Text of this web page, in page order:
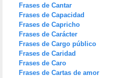
Frases de Cantar
Frases de Capacidad
Frases de Capricho
Frases de Carácter
Frases de Cargo público
Frases de Caridad
Frases de Caro
Frases de Cartas de amor